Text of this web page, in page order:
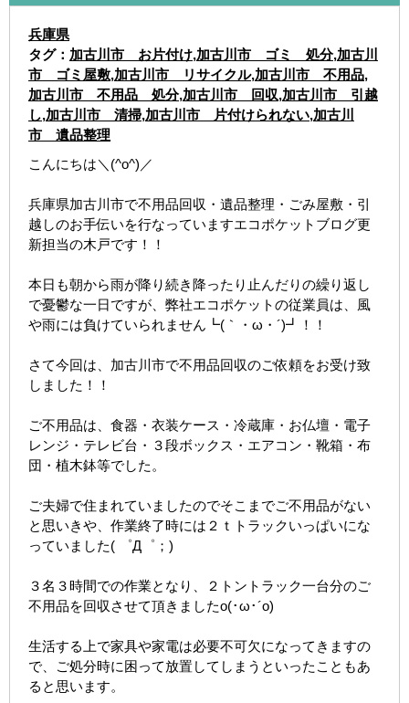
兵庫県
タグ： 加古川市 お片付け,加古川市 ゴミ 処分,加古川
市 ゴミ屋敷,加古川市 リサイクル,加古川市 不用品,
加古川市 不用品 処分,加古川市 回収,加古川市 引越
し,加古川市 清掃,加古川市 片付けられない,加古川
市 遺品整理
こんにちは＼(^o^)／
兵庫県加古川市で不用品回収・遺品整理・ごみ屋敷・引
越しのお手伝いを行なっていますエコポケットブログ更
新担当の木戸です！！
本日も朝から雨が降り続き降ったり止んだりの繰り返し
で憂鬱な一日ですが、弊社エコポケットの従業員は、風
や雨には負けていられません┗(｀・ω・´)┛！！
さて今回は、加古川市で不用品回収のご依頼をお受け致
しました！！
ご不用品は、食器・衣装ケース・冷蔵庫・お仏壇・電子
レンジ・テレビ台・３段ボックス・エアコン・靴箱・布
団・植木鉢等でした。
ご夫婦で住まれていましたのでそこまでご不用品がない
と思いきや、作業終了時には２ｔトラックいっぱいにな
っていました( ゜Д゜；)
３名３時間での作業となり、２トントラック一台分のご
不用品を回収させて頂きましたo(･ω･´o)
生活する上で家具や家電は必要不可欠になってきますの
で、ご処分時に困って放置してしまうといったこともあ
ると思います。